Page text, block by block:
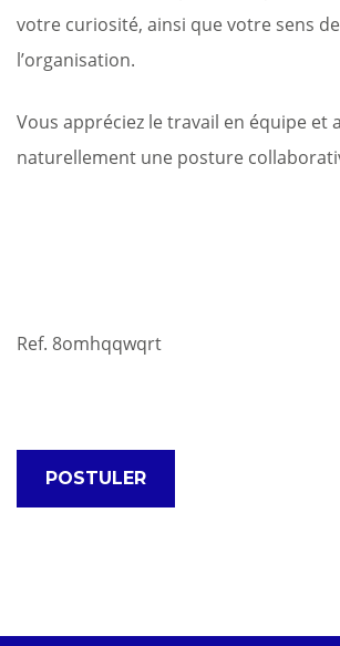
votre curiosité, ainsi que votre sens
l’organisation.
Vous appréciez le travail en équipe et
naturellement une posture
Ref. 8omhqqwqrt